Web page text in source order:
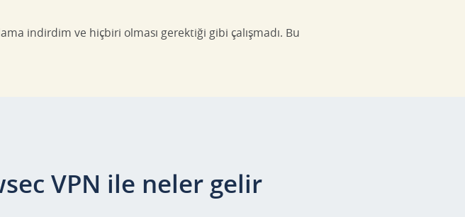
indirdim ve hiçbiri olması gerektiği gibi çalışmadı. Bu
VPN ile neler gelir